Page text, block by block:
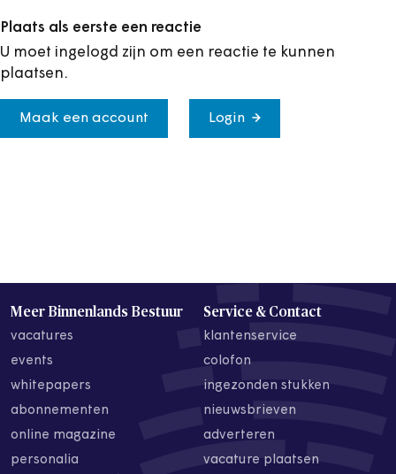
Plaats als eerste een reactie
U moet ingelogd zijn om een reactie te kunnen
plaatsen.
Maak een account Login
Meer Binnenlands Bestuur
vacatures
events
whitepapers
abonnementen
online magazine
personalia
Service & Contact
klantenservice
colofon
ingezonden stukken
nieuwsbrieven
adverteren
vacature plaatsen